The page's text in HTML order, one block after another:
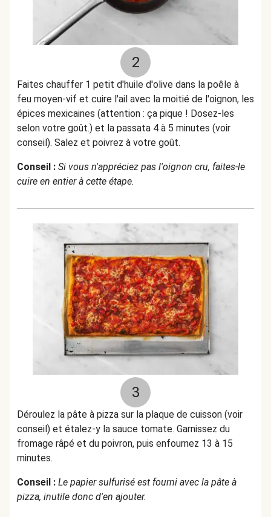
2
Faites chauffer 1 petit d'huile d'olive dans la poêle à
feu moyen-vif et cuire l'ail avec la moitié de l'oignon, les
épices mexicaines (attention : ça pique ! Dosez-les
selon votre goût.) et la passata 4 à 5 minutes (voir
conseil). Salez et poivrez à votre goût.
Conseil : Si vous n'appréciez pas l'oignon cru, faites-le
cuire en entier à cette étape.
3
Déroulez la pâte à pizza sur la plaque de cuisson (voir
conseil) et étalez-y la sauce tomate. Garnissez du
fromage râpé et du poivron, puis enfournez 13 à 15
minutes.
Conseil : Le papier sulfurisé est fourni avec la pâte à
pizza, inutile donc d'en ajouter.